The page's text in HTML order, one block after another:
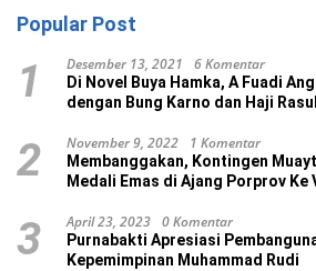
Popular Post
1 Desember 13, 2021 6 Komentar
Di Novel Buya Hamka, A Fuadi
dengan Bung Karno dan Haji Rasul
2 November 9, 2022 1 Komentar
Membanggakan, Kontingen
Medali Emas di Ajang Porprov Ke
3 April 23, 2023 0 Komentar
Purnabakti Apresiasi
Kepemimpinan Muhammad Rudi